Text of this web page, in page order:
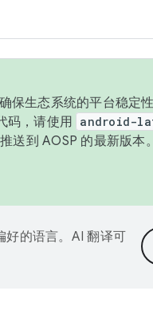
保生态系统的平台稳定
码，请使用 android-
送到 AOSP 的最新版本
好的语言。AI 翻译可